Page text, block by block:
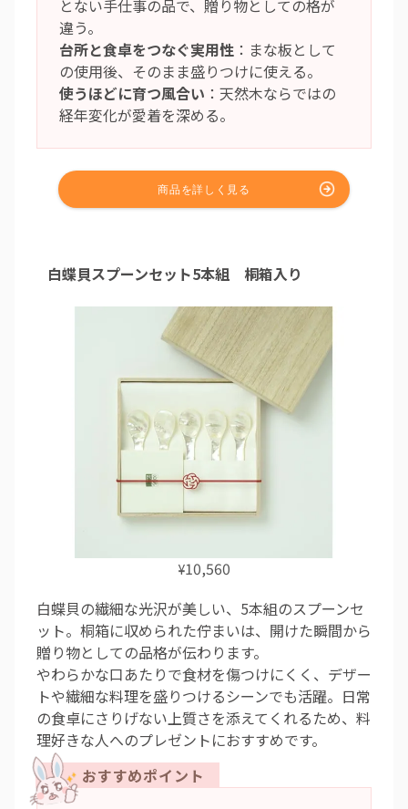
とない手仕事の品で、贈り物としての格が
違う。
台所と食卓をつなぐ実用性 ：まな板として
の使用後、そのまま盛りつけに使える。
使うほどに育つ風合い ：天然木ならではの
経年変化が愛着を深める。
白蝶貝スプーンセット5本組 桐箱入り
¥10,560
白蝶貝の繊細な光沢が美しい、5本組のスプーンセ
ット。桐箱に収められた佇まいは、開けた瞬間から
贈り物としての品格が伝わります。
やわらかな口あたりで食材を傷つけにくく、デザー
トや繊細な料理を盛りつけるシーンでも活躍。日常
の食卓にさりげない上質さを添えてくれるため、料
理好きな人へのプレゼントにおすすめです。